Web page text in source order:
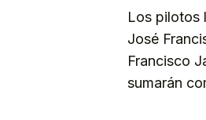
Los pilotos
José
Francisco
sumarán